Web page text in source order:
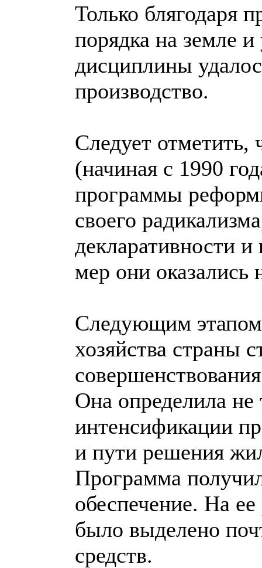
Только блягодаря
порядка на земле
дисциплины
производство.
Следует отметить,
(начиная с 1990
программы
своего
декларативности
мер они оказались
Следующим этапом
хозяйства страны
Она определила не
интенсификации
и пути решения
Программа
обеспечение. На
было выделено
средств.